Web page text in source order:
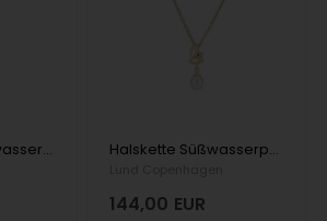
Ohrhänger Süßwasserperle 8,5-9mm Zirkonia vergoldet 925 Silber, Halskette Süßwasserperle 6,5-7mm Zirkonia vergoldet 925, 45-48cm
144,00 EUR